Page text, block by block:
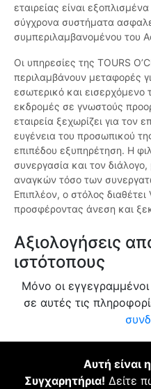
εταιρείας είναι
σύγχρονα συστήματα
συμπεριλαμβανομένου του
Οι υπηρεσίες της TOURS
περιλαμβάνουν μεταφορές
εσωτερικό και εισερχόμενο
εκδρομές σε γνωστούς
εταιρεία ξεχωρίζει για τον
ευγένεια του προσωπικού
επιπέδου εξυπηρέτηση. Η
συνεργασία και τον
αναγκών τόσο των
Επιπλέον, ο στόλος
προσφέροντας άνεση και
Αξιολογήσεις
ιστότοπους
Μόνο οι
σε αυτές τις
Αυτή είναι
Συγχαρητήρια! Δείτε